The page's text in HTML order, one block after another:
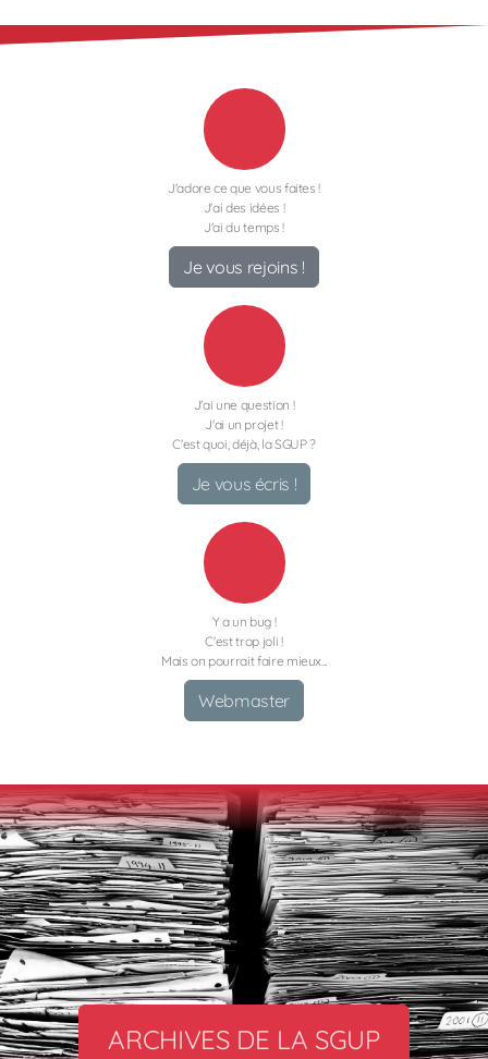
J'adore ce que vous faites !
J'ai des idées !
J'ai du temps !
Je vous rejoins !
J'ai une question !
J'ai un projet !
C'est quoi, déjà, la SGUP ?
Je vous écris !
Y a un bug !
C'est trop joli !
Mais on pourrait faire mieux...
Webmaster
ARCHIVES DE LA SGUP